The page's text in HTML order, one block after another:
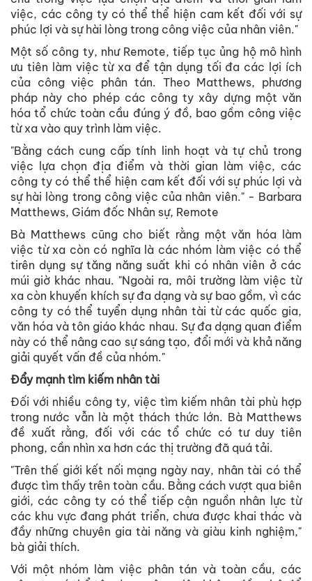
việc, các công ty có thể thể hiện cam kết đối với sự
phúc lợi và sự hài lòng trong công việc của nhân viên."
Một số công ty, như Remote, tiếp tục ủng hộ mô hình
ưu tiên làm việc từ xa để tận dụng tối đa các lợi ích
của công việc phân tán. Theo Matthews, phương
pháp này cho phép các công ty xây dựng một văn
hóa tổ chức toàn cầu đúng ý đồ, bao gồm công việc
từ xa vào quy trình làm việc.
"Bằng cách cung cấp tính linh hoạt và tự chủ trong
việc lựa chọn địa điểm và thời gian làm việc, các
công ty có thể thể hiện cam kết đối với sự phúc lợi và
sự hài lòng trong công việc của nhân viên." - Barbara
Matthews, Giám đốc Nhân sự, Remote
Bà Matthews cũng cho biết rằng một văn hóa làm
việc từ xa còn có nghĩa là các nhóm làm việc có thể
tirên dụng sự tăng năng suất khi có nhân viên ở các
múi giờ khác nhau. "Ngoài ra, môi trường làm việc từ
xa còn khuyến khích sự đa dạng và sự bao gồm, vì các
công ty có thể tuyển dụng nhân tài từ các quốc gia,
văn hóa và tôn giáo khác nhau. Sự đa dạng quan điểm
này có thể nâng cao sự sáng tạo, đổi mới và khả năng
giải quyết vấn đề của nhóm."
Đẩy mạnh tìm kiếm nhân tài
Đối với nhiều công ty, việc tìm kiếm nhân tài phù hợp
trong nước vẫn là một thách thức lớn. Bà Matthews
đề xuất rằng, đối với các tổ chức có tư duy tiên
phong, cần nhìn xa hơn các thị trường đã quá tải.
"Trên thế giới kết nối mạng ngày nay, nhân tài có thể
được tìm thấy trên toàn cầu. Bằng cách vượt qua biên
giới, các công ty có thể tiếp cận nguồn nhân lực từ
các khu vực đang phát triển, chưa được khai thác và
đầy những chuyên gia tài năng và giàu kinh nghiệm,"
bà giải thích.
Với một nhóm làm việc phân tán và toàn cầu, các